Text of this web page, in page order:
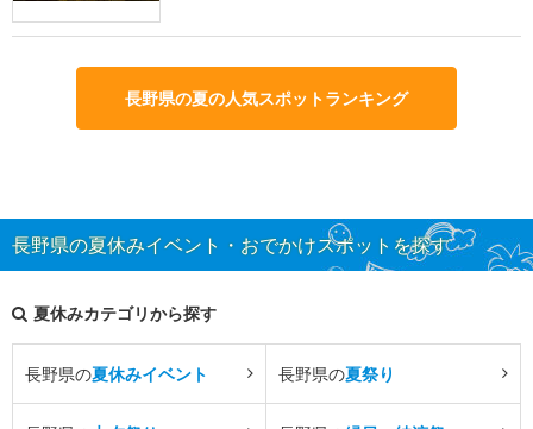
長野県の夏の人気スポットランキング
長野県の夏休みイベント・おでかけスポットを探す
夏休みカテゴリから探す
長野県の夏休みイベント 長野県の夏祭り